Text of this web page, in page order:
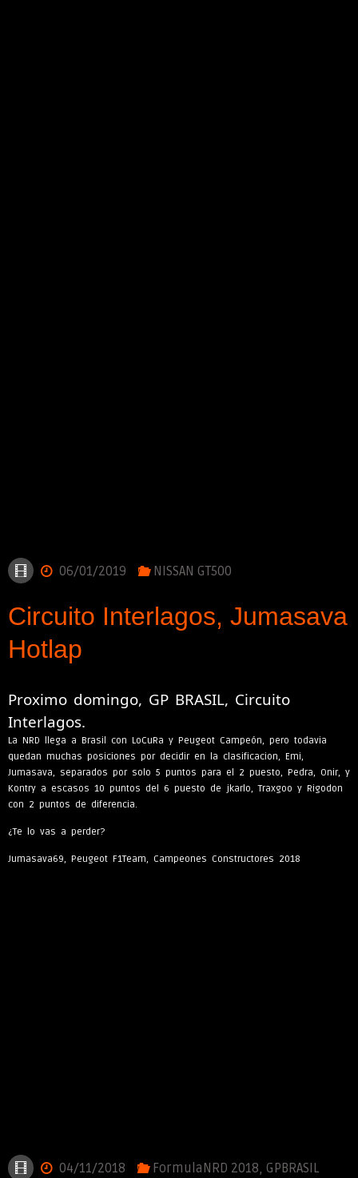
06/01/2019 NISSAN GT500
Circuito Interlagos, Jumasava
Hotlap
Proximo domingo, GP BRASIL, Circuito
Interlagos.
La NRD llega a Brasil con LoCuRa y Peugeot Campeón, pero todavia
quedan muchas posiciones por decidir en la clasificacion, Emi,
Jumasava, separados por solo 5 puntos para el 2 puesto, Pedra, Onir, y
Kontry a escasos 10 puntos del 6 puesto de jkarlo, Traxgoo y Rigodon
con 2 puntos de diferencia.
¿Te lo vas a perder?
Jumasava69, Peugeot F1Team, Campeones Constructores 2018
04/11/2018 FormulaNRD 2018,GPBRASIL